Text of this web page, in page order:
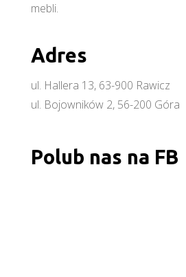
mebli.
Adres
ul. Hallera 13, 63-900 Rawicz
ul. Bojowników 2, 56-200 Góra
Polub nas na FB